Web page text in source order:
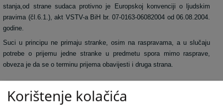
stanja,od strane sudaca protivno je Europskoj konvenciji o ljudskim
pravima (čl.6.1.), akt VSTV-a BiH br. 07-0163-06082004 od 06.08.2004.
godine.
Suci u principu ne primaju stranke, osim na raspravama, a u slučaju
potrebe o prijemu jedne stranke u predmetu spora mimo rasprave,
obveza je da se o terminu prijema obavijesti i druga strana.
2883PREGLEDA
Korištenje kolačića